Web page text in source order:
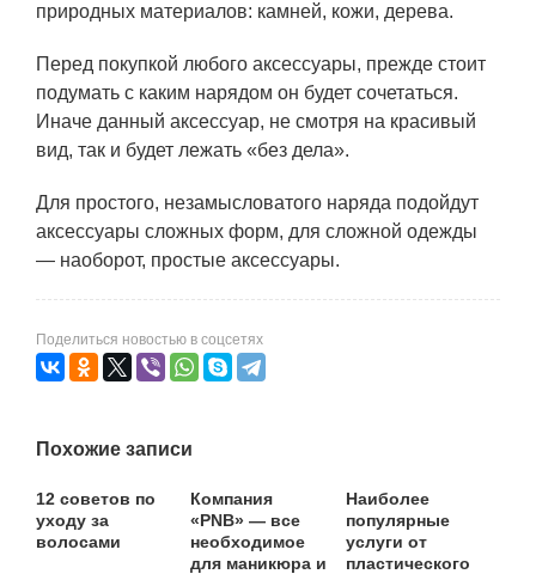
природных материалов: камней, кожи, дерева.
Перед покупкой любого аксессуары, прежде стоит
подумать с каким нарядом он будет сочетаться.
Иначе данный аксессуар, не смотря на красивый
вид, так и будет лежать «без дела».
Для простого, незамысловатого наряда подойдут
аксессуары сложных форм, для сложной одежды
— наоборот, простые аксессуары.
Поделиться новостью в соцсетях
Похожие записи
12 советов по
уходу за
волосами
Компания
«PNB» — все
необходимое
для маникюра и
Наиболее
популярные
услуги от
пластического